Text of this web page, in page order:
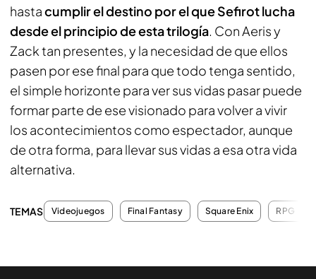
hastacumplir el destino por el que Sefirot lucha
desde el principio de esta trilogía. Con Aeris y
Zack tan presentes, y la necesidad de que ellos
pasen por ese final para que todo tenga sentido,
el simple horizonte para ver sus vidas pasar puede
formar parte de ese visionado para volver a vivir
los acontecimientos como espectador, aunque
de otra forma, para llevar sus vidas a esa otra vida
alternativa.
TEMAS Videojuegos Final Fantasy Square Enix RPG